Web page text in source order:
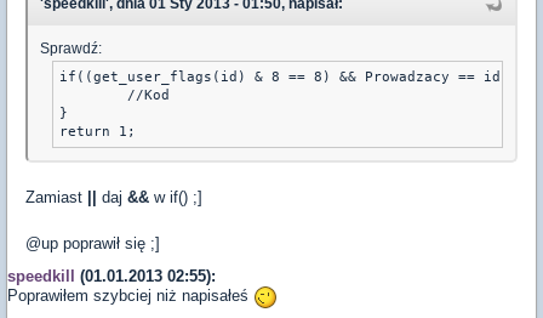
'speedkill', dnia 01 Sty 2013 - 01:50, napisał:
Sprawdź:
if((get_user_flags(id) & 8 == 8) && Prowadzacy == id){
}
return 1;
Zamiast daj && w if() ;]
@up poprawił się ;]
speedkill
(01.01.2013 02:55):
Poprawiłem szybciej niż napisałeś